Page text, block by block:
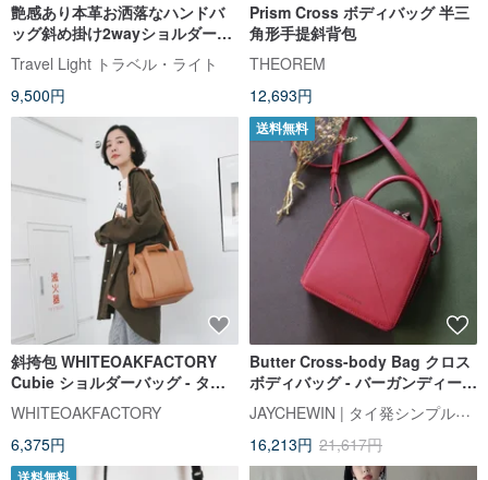
艶感あり本革お洒落なハンドバ
ッグ斜め掛け2wayショルダーバ
ッグ 黒色
Travel Light トラベル・ライト
9,500円
Prism Cross ボディバッグ 半三
角形手提斜背包
THEOREM
12,693円
斜挎包 WHITEOAKFACTORY
Cubie ショルダーバッグ - タン /
ブラウン/ キャメル
WHITEOAKFACTORY
6,375円
送料無料
Butter Cross-body Bag クロス
ボディバッグ - バーガンディーレ
ッド Burgundy Red
JAYCHEWIN | タイ発シンプル革バッグ
16,213円 21,617円